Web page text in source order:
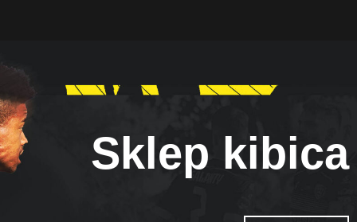
Sklep kibica